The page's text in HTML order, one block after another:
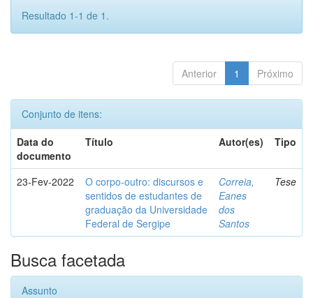
Resultado 1-1 de 1.
Anterior 1 Próximo
Conjunto de itens:
Data do
documento
Título Autor(es) Tipo
23-Fev-2022
O corpo-outro: discursos e
sentidos de estudantes de
graduação da Universidade
Federal de Sergipe
Correia,
Eanes
dos
Santos
Tese
Busca facetada
Assunto